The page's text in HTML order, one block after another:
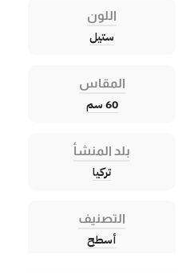
اللون
ستيل
المقاس
60 سم
بلد المنشأ
تركيا
التصنيف
أسطح